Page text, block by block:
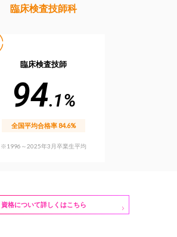
臨床検査技師科
臨床検査技師
94.1%
全国平均合格率 84.6%
※1996～2025年3月卒業生平均
資格について詳しくはこちら